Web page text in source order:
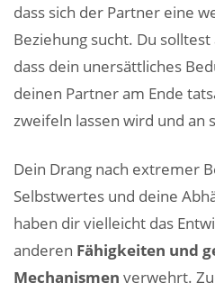
dass sich der Partner eine
Beziehung sucht. Du
dass dein unersättliches
deinen Partner am Ende
zweifeln lassen wird und an
Dein Drang nach extremer
Selbstwertes und deine
haben dir vielleicht das
anderen Fähigkeiten und
Mechanismen verwehrt.